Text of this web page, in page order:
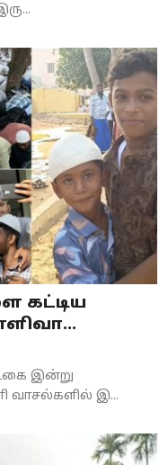
கட்டிய
இன்று
வாசல்களில் இ...